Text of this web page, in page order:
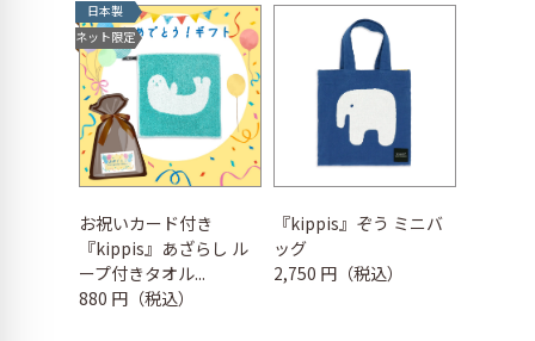
日本製
ネット限定
お祝いカード付き
『kippis』あざらし ル
ープ付きタオル...
880 円（税込）
『kippis』ぞう ミニバ
ッグ
2,750 円（税込）